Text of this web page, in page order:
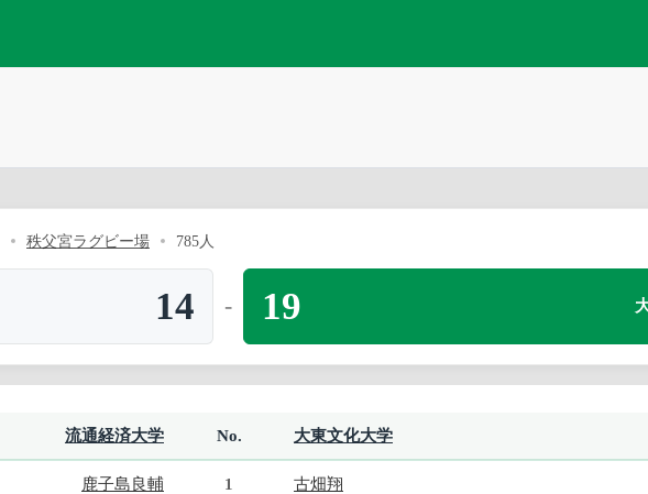
秩父宮ラグビー場 785人
14 - 19
流通経済大学 No. 大東文化大学
鹿子島良輔 1 古畑翔